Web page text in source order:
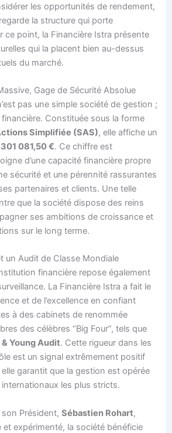
les opportunités de rendement,
la structure qui porte
ce point, la Financière Istra présente
qui la placent bien au-dessus
du marché.
Gage de Sécurité Absolue
pas une simple société de gestion ;
financière. Constituée sous la forme
Simplifiée (SAS), elle affiche un
081,50 €. Ce chiffre est
d’une capacité financière propre
sécurité et une pérennité rassurantes
partenaires et clients. Une telle
que la société dispose des reins
ses ambitions de croissance et
sur le long terme.
un Audit de Classe Mondiale
financière repose également
La Financière Istra a fait le
et de l’excellence en confiant
à des cabinets de renommée
des célèbres “Big Four”, tels que
Young Audit. Cette rigueur dans les
est un signal extrêmement positif
garantit que la gestion est opérée
les plus stricts.
son Président,Sébastien Rohart,
expérimenté, la société bénéficie